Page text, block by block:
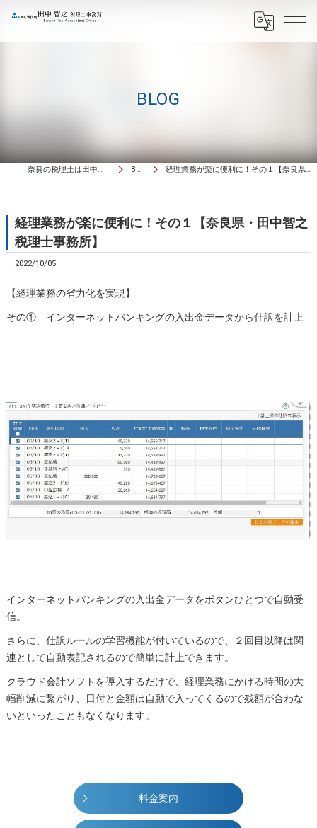
BLOG
奈良の税理士は田中智之税理士事務所 BLOG 経理業務が楽に便利に！その１【奈良県・田中智之税理士事務所】
経理業務が楽に便利に！その１【奈良県・田中智之
税理士事務所】
2022/10/05
【経理業務の省力化を実現】
その① インターネットバンキングの入出金データから仕訳を計上
インターネットバンキングの入出金データをボタンひとつで自動受
信。
さらに、仕訳ルールの学習機能が付いているので、２回目以降は関
連として自動表記されるので簡単に計上できます。
クラウド会計ソフトを導入するだけで、経理業務にかける時間の大
幅削減に繋がり、日付と金額は自動で入ってくるので残額が合わな
いといったこともなくなります。
料金案内